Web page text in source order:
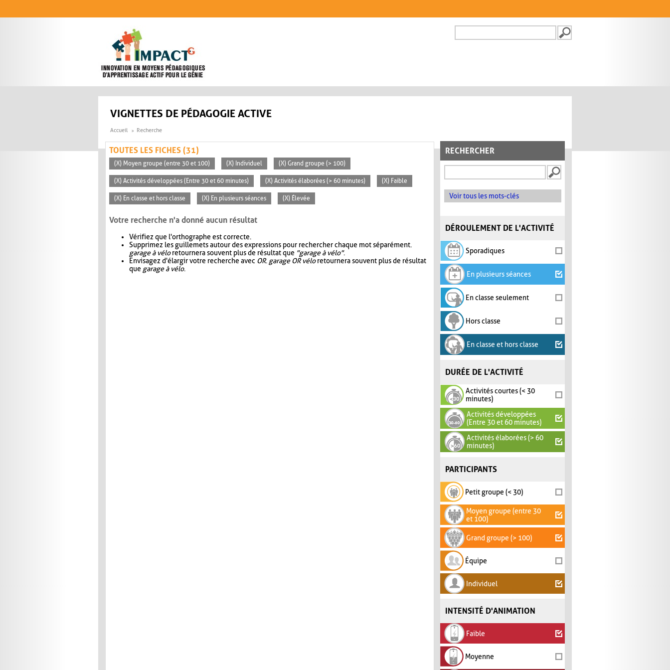
FORMULAIRE DE
VIGNETTES DE PÉDAGOGIE ACTIVE
Accueil Recherche
RECHERCHER
Voir tous les mots-clés
DÉROULEMENT DE L'ACTIVITÉ
Sporadiques
En plusieurs séances
En classe seulement
Hors classe
En classe et hors classe
DURÉE DE L'ACTIVITÉ
Activités courtes (< 30
minutes)
Activités développées
(Entre 30 et 60 minutes)
Activités élaborées (> 60
minutes)
PARTICIPANTS
Petit groupe (< 30)
Moyen groupe (entre 30
et 100)
Grand groupe (> 100)
Équipe
Individuel
INTENSITÉ D'ANIMATION
Faible
Moyenne
TOUTES LES FICHES (31)
(X) Moyen groupe (entre 30 et 100) (X) Individuel (X) Grand groupe (> 100)
(X) Activités développées (Entre 30 et 60 minutes) (X) Activités élaborées (> 60 minutes) (X) Faible
(X) En classe et hors classe (X) En plusieurs séances (X) Élevée
Votre recherche n'a donné aucun résultat
Vérifiez que l'orthographe est correcte.
Supprimez les guillemets autour des expressions pour rechercher chaque mot séparément.
garage à véloretournera souvent plus de résultat que "garage à vélo".
Envisagez d'élargir votre recherche avec OR. garage OR véloretournera souvent plus de résultat
que garage à vélo.